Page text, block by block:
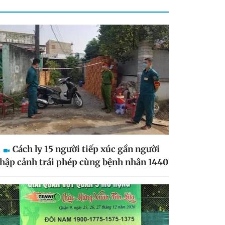
Cách ly 15 người tiếp xúc gần người
cảnh trái phép cùng bệnh nhân 1440